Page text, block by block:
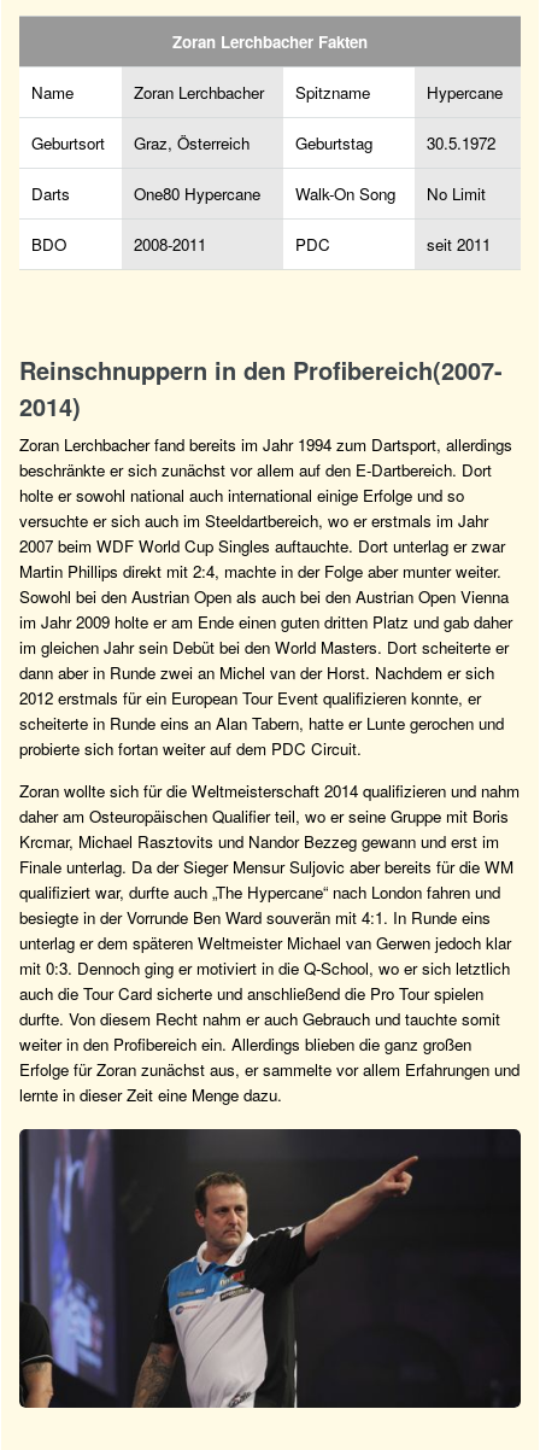
Zoran Lerchbacher Fakten
Name Zoran Lerchbacher Spitzname Hypercane
Geburtsort Graz, Österreich Geburtstag 30.5.1972
Darts One80 Hypercane Walk-On Song No Limit
BDO 2008-2011 PDC seit 2011
Reinschnuppern in den Profibereich(2007-
2014)
Zoran Lerchbacher fand bereits im Jahr 1994 zum Dartsport, allerdings
beschränkte er sich zunächst vor allem auf den E-Dartbereich. Dort
holte er sowohl national auch international einige Erfolge und so
versuchte er sich auch im Steeldartbereich, wo er erstmals im Jahr
2007 beim WDF World Cup Singles auftauchte. Dort unterlag er zwar
Martin Phillips direkt mit 2:4, machte in der Folge aber munter weiter.
Sowohl bei den Austrian Open als auch bei den Austrian Open Vienna
im Jahr 2009 holte er am Ende einen guten dritten Platz und gab daher
im gleichen Jahr sein Debüt bei den World Masters. Dort scheiterte er
dann aber in Runde zwei an Michel van der Horst. Nachdem er sich
2012 erstmals für ein European Tour Event qualifizieren konnte, er
scheiterte in Runde eins an Alan Tabern, hatte er Lunte gerochen und
probierte sich fortan weiter auf dem PDC Circuit.
Zoran wollte sich für die Weltmeisterschaft 2014 qualifizieren und nahm
daher am Osteuropäischen Qualifier teil, wo er seine Gruppe mit Boris
Krcmar, Michael Rasztovits und Nandor Bezzeg gewann und erst im
Finale unterlag. Da der Sieger Mensur Suljovic aber bereits für die WM
qualifiziert war, durfte auch „The Hypercane“ nach London fahren und
besiegte in der Vorrunde Ben Ward souverän mit 4:1. In Runde eins
unterlag er dem späteren Weltmeister Michael van Gerwen jedoch klar
mit 0:3. Dennoch ging er motiviert in die Q-School, wo er sich letztlich
auch die Tour Card sicherte und anschließend die Pro Tour spielen
durfte. Von diesem Recht nahm er auch Gebrauch und tauchte somit
weiter in den Profibereich ein. Allerdings blieben die ganz großen
Erfolge für Zoran zunächst aus, er sammelte vor allem Erfahrungen und
lernte in dieser Zeit eine Menge dazu.